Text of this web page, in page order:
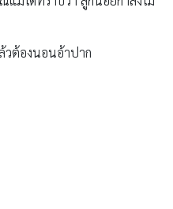
วต้องนอนอ้าปาก